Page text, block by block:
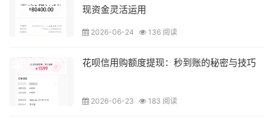
现资金灵活运用
2026-06-24 136 阅读
花呗信用购额度提现：秒到账的秘密与技巧
2026-06-23 183 阅读